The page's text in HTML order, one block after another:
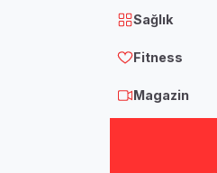
Sağlık
Fitness
Magazin